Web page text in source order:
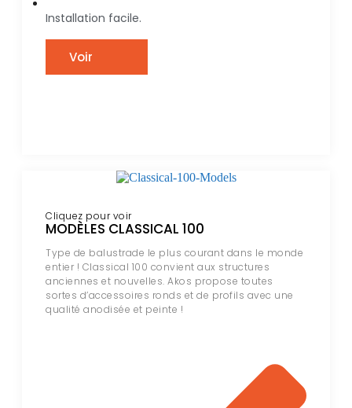
Installation facile.
Voir
Cliquez pour voir
MODÈLES CLASSICAL 100
Type de balustrade le plus courant dans le monde
entier ! Classical 100 convient aux structures
anciennes et nouvelles. Akos propose toutes
sortes d’accessoires ronds et de profils avec une
qualité anodisée et peinte !